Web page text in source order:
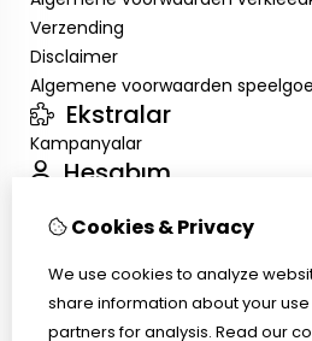
Verzending
Disclaimer
Algemene voorwaarden
Ekstralar
Kampanyalar
Hesabım
Sipariş Geçmişim
Müşteri Servisi
Cookies & Privacy
We use cookies to analyze
share information about your
partners for analysis. Read our